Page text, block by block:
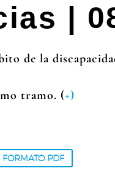
|
de la
tramo. (+)
PDF